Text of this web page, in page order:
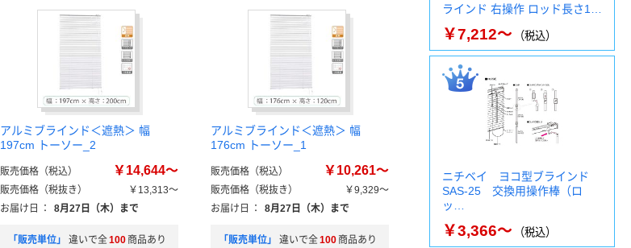
アルミブラインド＜遮熱＞ 幅
197cm トーソー_2
販売価格（税込） ￥14,644～
販売価格（税抜き）
￥13,313～
お届け日
： 8月27日（木）まで
「販売単位」 違いで全100 商品あり
アルミブラインド＜遮熱＞ 幅
176cm トーソー_1
販売価格（税込） ￥10,261～
販売価格（税抜き）
￥9,329～
お届け日
： 8月27日（木）まで
「販売単位」 違いで全100 商品あり
ラインド 右操作 ロッド長さ1…
￥7,212～ （税込）
ニチベイ ヨコ型ブラインド
SAS-25 交換用操作棒（ロ
ッ…
￥3,366～ （税込）